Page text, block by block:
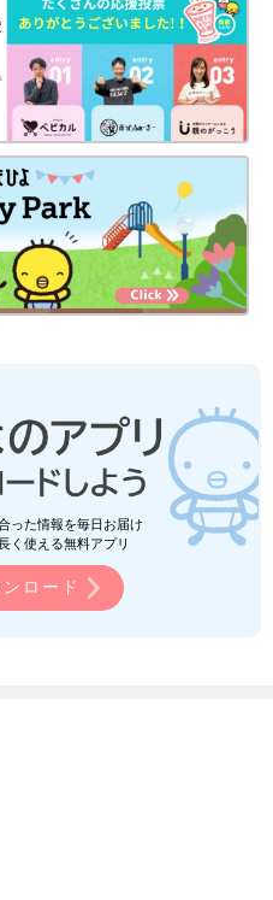
った情報を毎日お届け
く使える無料アプリ
ロード